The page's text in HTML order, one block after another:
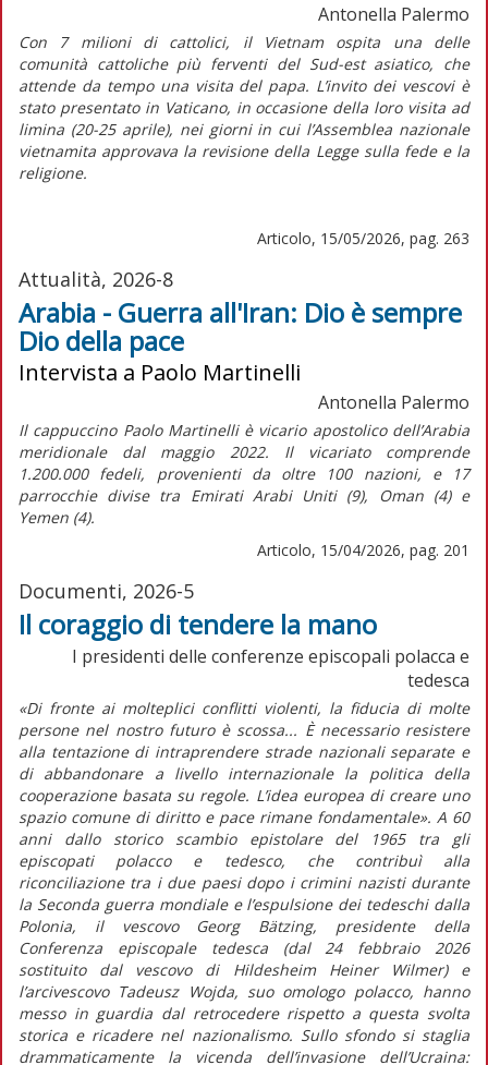
Antonella Palermo
Con 7 milioni di cattolici, il Vietnam ospita una delle
comunità cattoliche più ferventi del Sud-est asiatico, che
attende da tempo una visita del papa. L’invito dei vescovi è
stato presentato in Vaticano, in occasione della loro visita ad
limina (20-25 aprile), nei giorni in cui l’Assemblea nazionale
vietnamita approvava la revisione della Legge sulla fede e la
religione.
Articolo, 15/05/2026, pag. 263
Attualità, 2026-8
Arabia - Guerra all'Iran: Dio è sempre
Dio della pace
Intervista a Paolo Martinelli
Antonella Palermo
Il cappuccino Paolo Martinelli è vicario apostolico dell’Arabia
meridionale dal maggio 2022. Il vicariato comprende
1.200.000 fedeli, provenienti da oltre 100 nazioni, e 17
parrocchie divise tra Emirati Arabi Uniti (9), Oman (4) e
Yemen (4).
Articolo, 15/04/2026, pag. 201
Documenti, 2026-5
Il coraggio di tendere la mano
I presidenti delle conferenze episcopali polacca e
tedesca
«Di fronte ai molteplici conflitti violenti, la fiducia di molte
persone nel nostro futuro è scossa... È necessario resistere
alla tentazione di intraprendere strade nazionali separate e
di abbandonare a livello internazionale la politica della
cooperazione basata su regole. L’idea europea di creare uno
spazio comune di diritto e pace rimane fondamentale». A 60
anni dallo storico scambio epistolare del 1965 tra gli
episcopati polacco e tedesco, che contribuì alla
riconciliazione tra i due paesi dopo i crimini nazisti durante
la Seconda guerra mondiale e l’espulsione dei tedeschi dalla
Polonia, il vescovo Georg Bätzing, presidente della
Conferenza episcopale tedesca (dal 24 febbraio 2026
sostituito dal vescovo di Hildesheim Heiner Wilmer) e
l’arcivescovo Tadeusz Wojda, suo omologo polacco, hanno
messo in guardia dal retrocedere rispetto a questa svolta
storica e ricadere nel nazionalismo. Sullo sfondo si staglia
drammaticamente la vicenda dell’invasione dell’Ucraina: